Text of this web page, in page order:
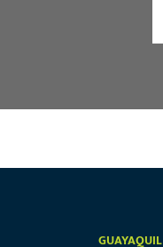
GUAYAQUIL